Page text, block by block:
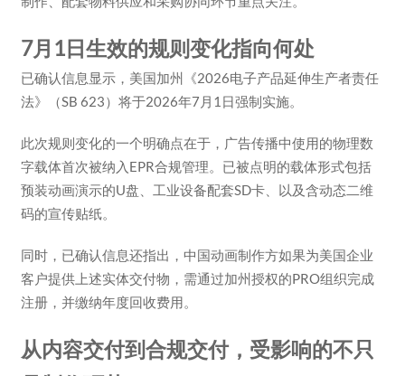
7月1日生效的规则变化指向何处
已确认信息显示，美国加州《2026电子产品延伸生产者责任
法》（SB 623）将于2026年7月1日强制实施。
此次规则变化的一个明确点在于，广告传播中使用的物理数
字载体首次被纳入EPR合规管理。已被点明的载体形式包括
预装动画演示的U盘、工业设备配套SD卡、以及含动态二维
码的宣传贴纸。
同时，已确认信息还指出，中国动画制作方如果为美国企业
客户提供上述实体交付物，需通过加州授权的PRO组织完成
注册，并缴纳年度回收费用。
从内容交付到合规交付，受影响的不只